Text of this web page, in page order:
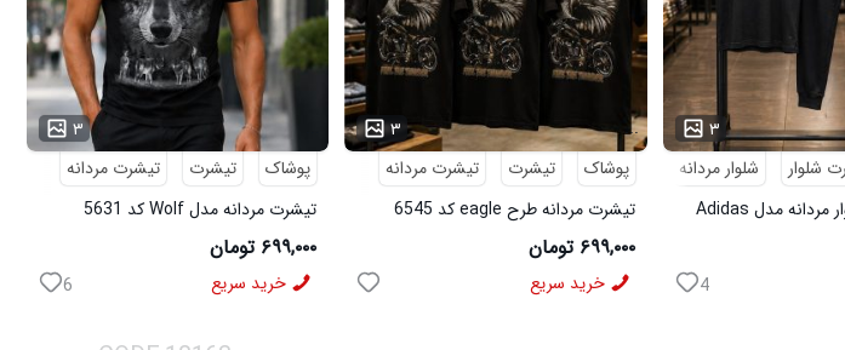
۳
شلوار
شلوار مردانه
ست تیشرت شلوار مردانه مدل Adidas
4
۳
...
پوشاک
تیشرت
تیشرت مردانه
تیشرت مردانه طرح eagle کد 6545
۶۹۹,۰۰۰ تومان
خرید سریع
۳
پوشاک
تیشرت
تیشرت مردانه
تیشرت مردانه مدل Wolf کد 5631
۶۹۹,۰۰۰ تومان
خرید سریع 6